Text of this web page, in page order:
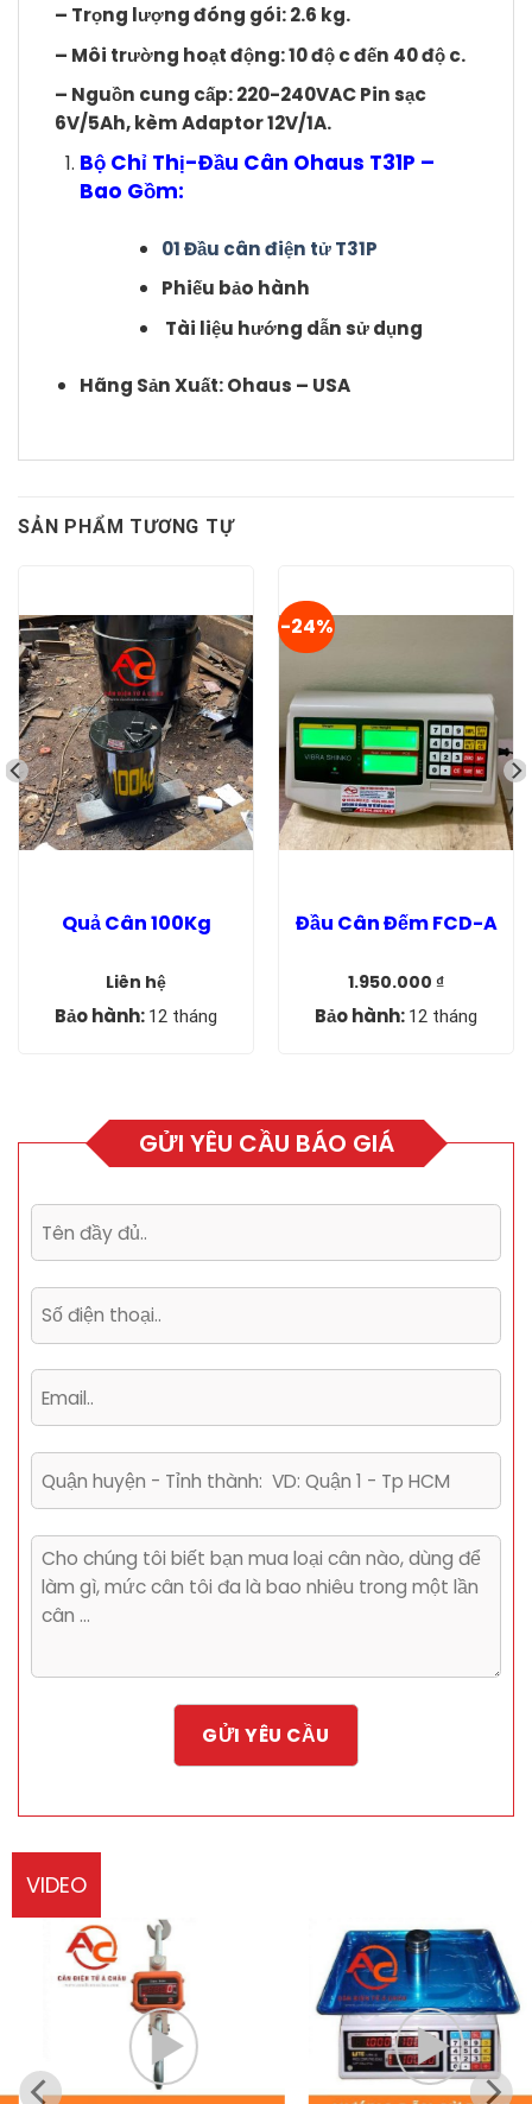
– Trọng lượng đóng gói: 2.6 kg.
– Môi trường hoạt động: 10 độ c đến 40 độ c.
– Nguồn cung cấp: 220-240VAC Pin sạc
6V/5Ah, kèm Adaptor 12V/1A.
Bộ Chỉ Thị-Đầu Cân Ohaus T31P –
Bao Gồm:
01 Đầu cân điện tử T31P
Phiếu bảo hành
Tài liệu hướng dẫn sử dụng
Hãng Sản Xuất: Ohaus – USA
SẢN PHẨM TƯƠNG TỰ
Quả Cân 100Kg
Liên hệ
Bảo hành: 12 tháng
-24%
Đầu Cân Đếm FCD-A
Giá
gốc
là:
1.950.000 ₫
Giá
hiện
tại
Bảo hành: 12 tháng
GỬI YÊU CẦU BÁO GIÁ
VIDEO